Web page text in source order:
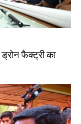
फैक्ट्री का